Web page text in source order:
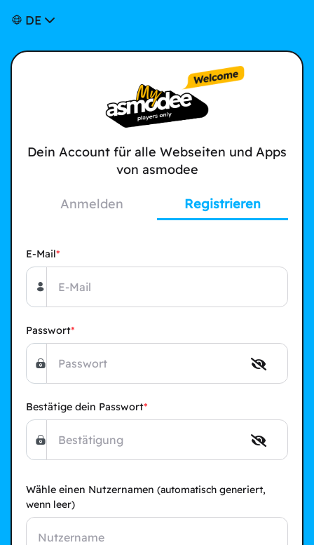
DE
Dein Account für alle Webseiten und Apps
von asmodee
Anmelden Registrieren
E-Mail
Passwort
Bestätige dein Passwort
Wähle einen Nutzernamen (automatisch generiert,
wenn leer)